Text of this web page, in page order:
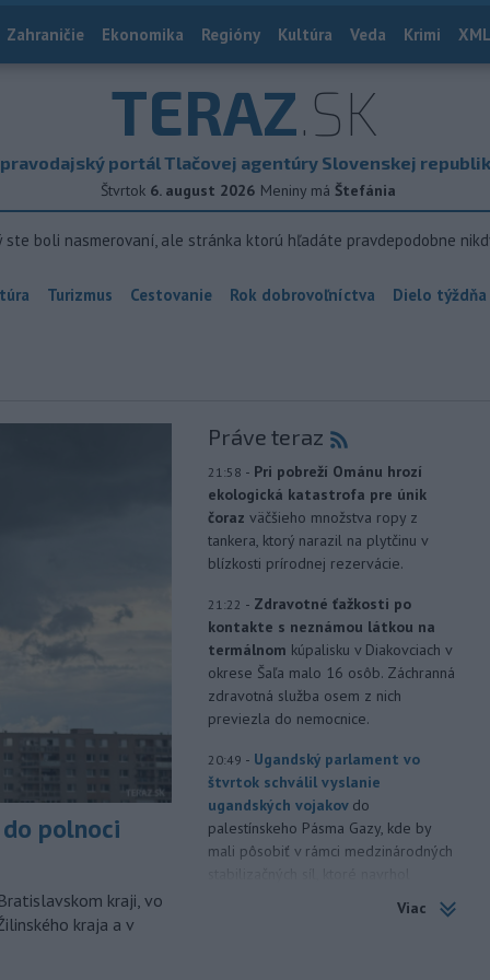
Zahraničie Ekonomika Regióny Kultúra Veda Krimi
TERAZ.SK
portál Tlačovej agentúry Slovenskej
Štvrtok 6. august 2026 Meniny má Štefánia
ste boli nasmerovaní, ale stránka ktorú hľadáte pravdepodobne
Turizmus Cestovanie Rok dobrovoľníctva Dielo týždňa
do polnoci
kraji, vo
kraja a v
Práve teraz
21:58 - Pri pobreží Ománu hrozí
ekologická katastrofa pre únik
čoraz väčšieho množstva ropy z
tankera, ktorý narazil na plytčinu v
blízkosti prírodnej rezervácie.
21:22 - Zdravotné ťažkosti po
kontakte s neznámou látkou na
termálnom kúpalisku v Diakovciach v
okrese Šaľa malo 16 osôb. Záchranná
zdravotná služba osem z nich
previezla do nemocnice.
20:49 - Ugandský parlament vo
štvrtok schválil vyslanie
ugandských vojakov do
palestínskeho Pásma Gazy, kde by
mali pôsobiť v rámci medzinárodných
Viac